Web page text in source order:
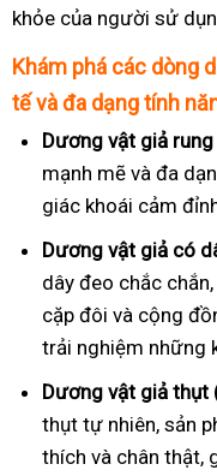
khỏe của người sử
Khám phá các dòng
tế và đa dạng tính
Dương vật giả
mạnh mẽ và đa
giác khoái cảm
Dương vật giả có
dây đeo chắc
cặp đôi và cộng
trải nghiệm những
Dương vật giả
thụt tự nhiên, sản
thích và chân thật,